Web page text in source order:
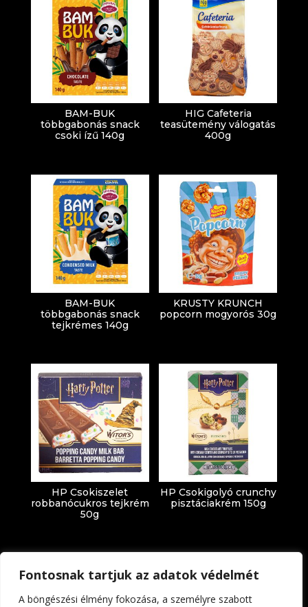
Fontosnak tartjuk az adatok védelmét
A böngészési élmény fokozása, a személyre szabott
BAM-BUK
többgabonás snack
csoki ízű 140g
HIG Cafeteria
teasütemény válogatás
400g
BAM-BUK
többgabonás snack
tejkrémes 140g
KRUSTY KRUNCH
popcorn mogyorós 30g
HP Csokiszelet
robbanócukros tejkrém
50g
HP Csokigolyó crunchy
pisztáciakrém 150g